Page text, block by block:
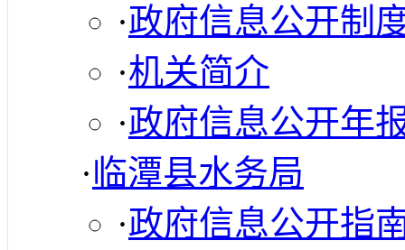
·政府信息公开制
·机关简介
·政府信息公开年
·临潭县水务局
·政府信息公开指